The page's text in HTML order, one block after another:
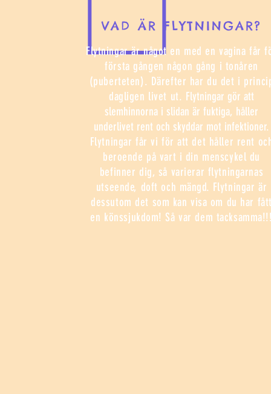
VAD ÄR FLYTNINGAR?
Flytningar är något en med en vagina får
första gången någon gång i tonåren
(puberteten). Därefter har du det i
dagligen livet ut. Flytningar gör att
slemhinnorna i slidan är fuktiga, håller
underlivet rent och skyddar mot infektioner.
Flytningar får vi för att det håller rent
beroende på vart i din menscykel du
befinner dig, så varierar flytningarnas
utseende, doft och mängd. Flytningar är
dessutom det som kan visa om du har fått
en könssjukdom! Så var dem tacksamma!!!